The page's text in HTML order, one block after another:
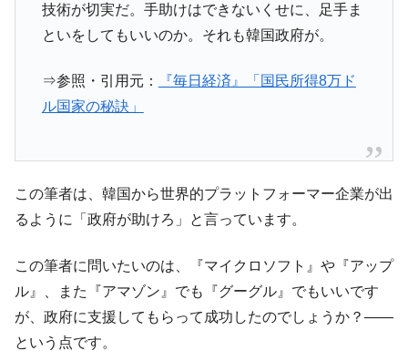
技術が切実だ。手助けはできないくせに、足手ま
といをしてもいいのか。それも韓国政府が。
⇒参照・引用元：
『毎日経済』「国民所得8万ド
ル国家の秘訣」
この筆者は、韓国から世界的プラットフォーマー企業が出
るように「政府が助けろ」と言っています。
この筆者に問いたいのは、『マイクロソフト』や『アップ
ル』、また『アマゾン』でも『グーグル』でもいいです
が、政府に支援してもらって成功したのでしょうか？――
という点です。